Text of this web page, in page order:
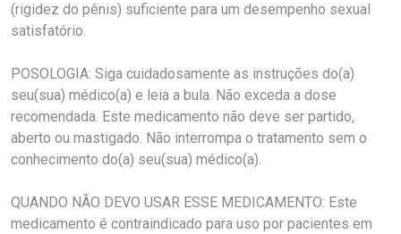
(rigidez do pênis) suficiente para um desempenho sexual
satisfatório.
POSOLOGIA: Siga cuidadosamente as instruções do(a)
seu(sua) médico(a) e leia a bula. Não exceda a dose
recomendada. Este medicamento não deve ser partido,
aberto ou mastigado. Não interrompa o tratamento sem o
conhecimento do(a) seu(sua) médico(a).
QUANDO NÃO DEVO USAR ESSE MEDICAMENTO: Este
medicamento é contraindicado para uso por pacientes em